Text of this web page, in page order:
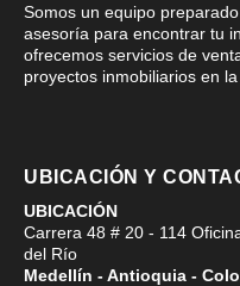
Somos un equipo
asesoría para encontrar tu
ofrecemos servicios de
proyectos inmobiliarios en
UBICACIÓN Y
UBICACIÓN
Carrera 48 # 20 - 114
del Río
Medellín - Antioquia -